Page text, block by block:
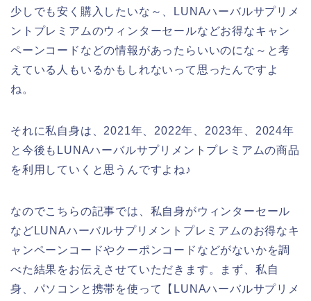
少しでも安く購入したいな～、LUNAハーバルサプリメ
ントプレミアムのウィンターセールなどお得なキャン
ペーンコードなどの情報があったらいいのにな～と考
えている人もいるかもしれないって思ったんですよ
ね。
それに私自身は、2021年、2022年、2023年、2024年
と今後もLUNAハーバルサプリメントプレミアムの商品
を利用していくと思うんですよね♪
なのでこちらの記事では、私自身がウィンターセール
などLUNAハーバルサプリメントプレミアムのお得なキ
ャンペーンコードやクーポンコードなどがないかを調
べた結果をお伝えさせていただきます。まず、私自
身、パソコンと携帯を使って【LUNAハーバルサプリメ